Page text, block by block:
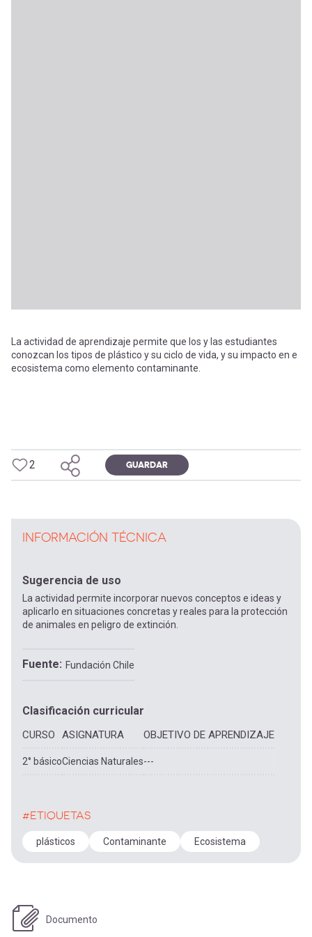
La actividad de aprendizaje permite que los y las estudiantes
conozcan los tipos de plástico y su ciclo de vida, y su impacto en e
ecosistema como elemento contaminante.
2 GUARDAR
INFORMACIÓN TÉCNICA
Sugerencia de uso
La actividad permite incorporar nuevos conceptos e ideas y
aplicarlo en situaciones concretas y reales para la protección
de animales en peligro de extinción.
Fuente Fundación Chile
Clasificación curricular
CURSO ASIGNATURA OBJETIVO DE APRENDIZAJE
2° básicoCiencias Naturales---
#ETIQUETAS
plásticos Contaminante Ecosistema
Documento